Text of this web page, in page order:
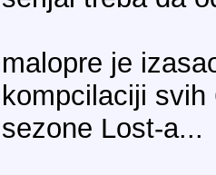
malopre je
kompcilaciji
sezone Lost-a...